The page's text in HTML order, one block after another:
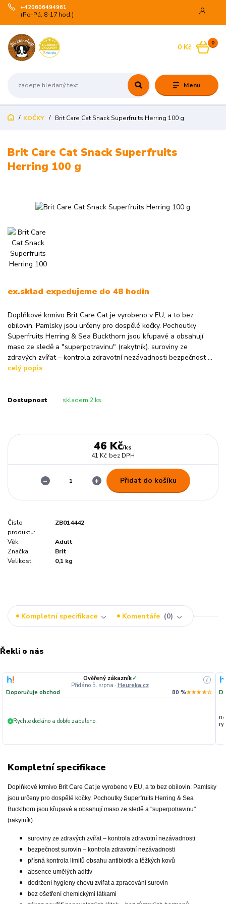
Menu
+420606494961
(Po-Pá, 8-17 hod.)
0
0 Kč
KOČKY Brit Care Cat Snack Superfruits Herring 100 g
Brit Care Cat Snack Superfruits
Herring 100 g
ex.sklad expedujeme do 48 hodin
Doplňkové krmivo Brit Care Cat je vyrobeno v EU, a to bez
obilovin. Pamlsky jsou určeny pro dospělé kočky. Pochoutky
Superfruits Herring & Sea Buckthorn jsou křupavé a obsahují
maso ze sledě a "superpotravinu" (rakytník). suroviny ze
zdravých zvířat – kontrola zdravotní nezávadnosti bezpečnost ...
celý popis
Dostupnost skladem 2 ks
46 Kč/ks
41 Kč bez DPH
Přidat do košíku
Číslo
produktu:
ZB014442
Věk:
Adult
Značka:
Brit
Velikost:
0,1 kg
Kompletní specifikace Komentáře 0
Řekli o nás
Ověřený zákazník✓
Přidáno 5. srpna · Heureka.cz
i
Doporučuje obchod 80 %★★★★☆
+ Rychle dodáno a dobře zabaleno.
Kompletní specifikace
Doplňkové krmivo Brit Care Cat je vyrobeno v EU, a to bez obilovin. Pamlsky
jsou určeny pro dospělé kočky. Pochoutky Superfruits Herring & Sea
Buckthorn jsou křupavé a obsahují maso ze sledě a "superpotravinu"
(rakytník).
suroviny ze zdravých zvířat – kontrola zdravotní nezávadnosti
bezpečnost surovin – kontrola zdravotní nezávadnosti
přísná kontrola limitů obsahu antibiotik a těžkých kovů
absence umělých aditiv
dodržení hygieny chovu zvířat a zpracování surovin
bez ošetření chemickými látkami